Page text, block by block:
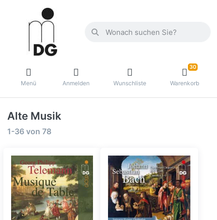
Menü Anmelden Wunschliste
30
Warenkorb
Alte Musik
1-36 von 78